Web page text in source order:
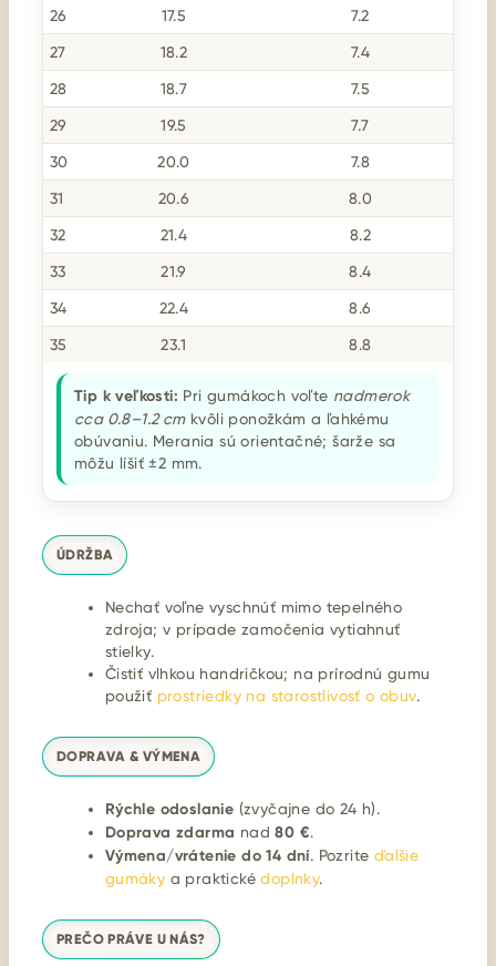
26 17.5 7.2
27 18.2 7.4
28 18.7 7.5
29 19.5 7.7
30 20.0 7.8
31 20.6 8.0
32 21.4 8.2
33 21.9 8.4
34 22.4 8.6
35 23.1 8.8
Tip k veľkosti: Pri gumákoch voľte nadmerok
cca 0.8–1.2 cmkvôli ponožkám a ľahkému
obúvaniu. Merania sú orientačné; šarže sa
môžu líšiť ±2 mm.
ÚDRŽBA
Nechať voľne vyschnúť mimo tepelného
zdroja; v prípade zamočenia vytiahnuť
stielky.
Čistiť vlhkou handričkou; na prírodnú gumu
použiť prostriedky na starostlivosť o obuv.
DOPRAVA & VÝMENA
Rýchle odoslanie (zvyčajne do 24 h).
Doprava zdarma nad80 €.
Výmena/vrátenie do 14 dní. Pozrite ďalšie
gumáky a praktickédoplnky.
PREČO PRÁVE U NÁS?